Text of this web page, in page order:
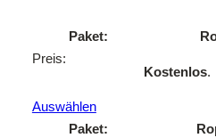
Kostenlos.
Auswählen